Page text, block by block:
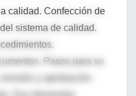
calidad. Confección de
sistema de calidad.
Pasos para su
y aprobación.